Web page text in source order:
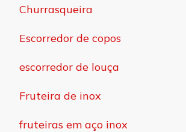
Churrasqueira
Escorredor de copos
escorredor de louça
Fruteira de inox
fruteiras em aço inox